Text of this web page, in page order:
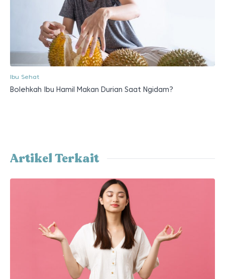
Ibu Sehat
Bolehkah Ibu Hamil Makan Durian Saat Ngidam?
Artikel Terkait